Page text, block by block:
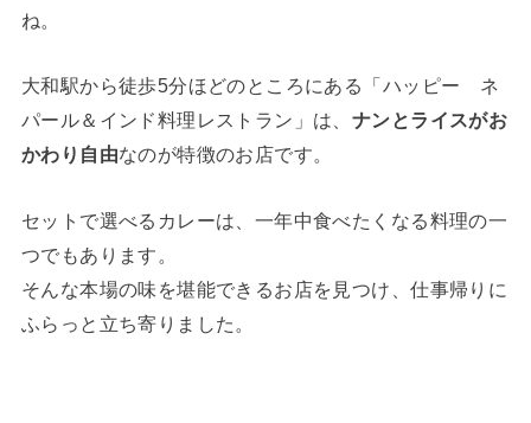
ね。
大和駅から徒歩5分ほどのところにある「ハッピー ネ
パール＆インド料理レストラン」は、 ナンとライスがお
かわり自由なのが特徴のお店です。
セットで選べるカレーは、一年中食べたくなる料理の一
つでもあります。
そんな本場の味を堪能できるお店を見つけ、仕事帰りに
ふらっと立ち寄りました。